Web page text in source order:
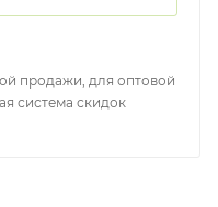
продажи, для оптовой
система скидок